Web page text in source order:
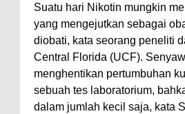
Suatu hari Nikotin mungkin
yang mengejutkan sebagai
diobati, kata seorang peneliti
Central Florida (UCF).
menghentikan pertumbuhan
sebuah tes laboratorium,
dalam jumlah kecil saja, kata